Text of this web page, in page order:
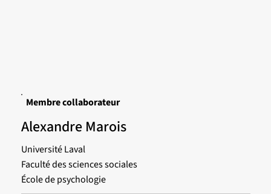
Membre collaborateur
Alexandre Marois
Université Laval
Faculté des sciences sociales
École de psychologie